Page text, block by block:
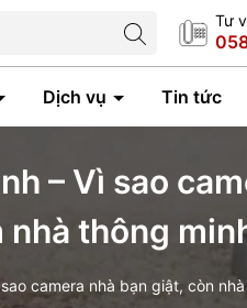
Tư
Dịch vụ Tin tức
– Vì sao
thông
camera nhà bạn giật, còn